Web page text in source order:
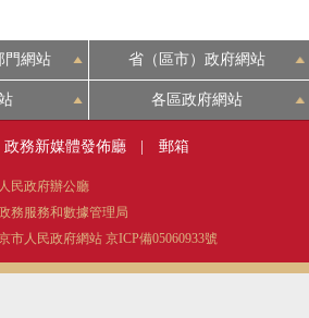
門網站 省（區市）政府網站
各區政府網站
政務新媒體發佈廳 郵箱
民政府辦公廳
務服務和數據管理局
市人民政府網站 京ICP備05060933號